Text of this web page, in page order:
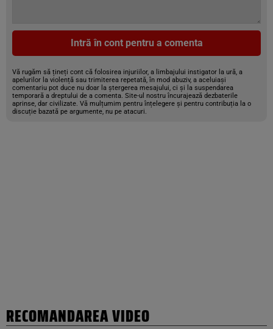
Intră în cont pentru a comenta
Vă rugăm să țineți cont că folosirea injuriilor, a limbajului instigator la ură, a
apelurilor la violență sau trimiterea repetată, în mod abuziv, a aceluiași
comentariu pot duce nu doar la ștergerea mesajului, ci și la suspendarea
temporară a dreptului de a comenta. Site-ul nostru încurajează dezbaterile
aprinse, dar civilizate. Vă mulțumim pentru înțelegere și pentru contribuția la o
discuție bazată pe argumente, nu pe atacuri.
RECOMANDAREA VIDEO